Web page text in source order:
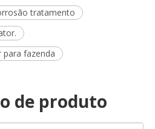
tratamento
para fazenda
de produto